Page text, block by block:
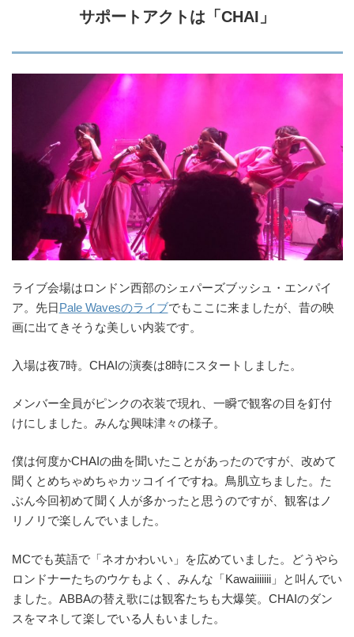
サポートアクトは「CHAI」
ライブ会場はロンドン西部のシェパーズブッシュ・エンパイ
ア。先日 Pale Wavesのライブでもここに来ましたが、昔の映
画に出てきそうな美しい内装です。
入場は夜7時。CHAIの演奏は8時にスタートしました。
メンバー全員がピンクの衣装で現れ、一瞬で観客の目を釘付
けにしました。みんな興味津々の様子。
僕は何度かCHAIの曲を聞いたことがあったのですが、改めて
聞くとめちゃめちゃカッコイイですね。鳥肌立ちました。た
ぶん今回初めて聞く人が多かったと思うのですが、観客はノ
リノリで楽しんでいました。
MCでも英語で「ネオかわいい」を広めていました。どうやら
ロンドナーたちのウケもよく、みんな「Kawaiiiiiii」と叫んでい
ました。ABBAの替え歌には観客たちも大爆笑。CHAIのダン
スをマネして楽しでいる人もいました。